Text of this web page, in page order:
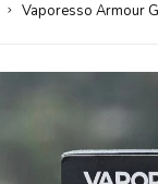
Vaporesso Armour